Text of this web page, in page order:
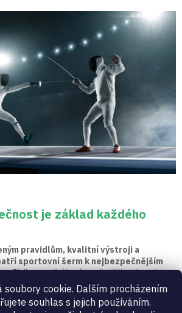
soubory cookie. Dalším procházením
souhlas s jejich používáním.
je základ každého
pravidlům, kvalitní výstroji a
sportovní šerm k nejbezpečnějším
Riziko zranění je výrazně nižší než např. v
sportech.
vážně – protože právě důslednost